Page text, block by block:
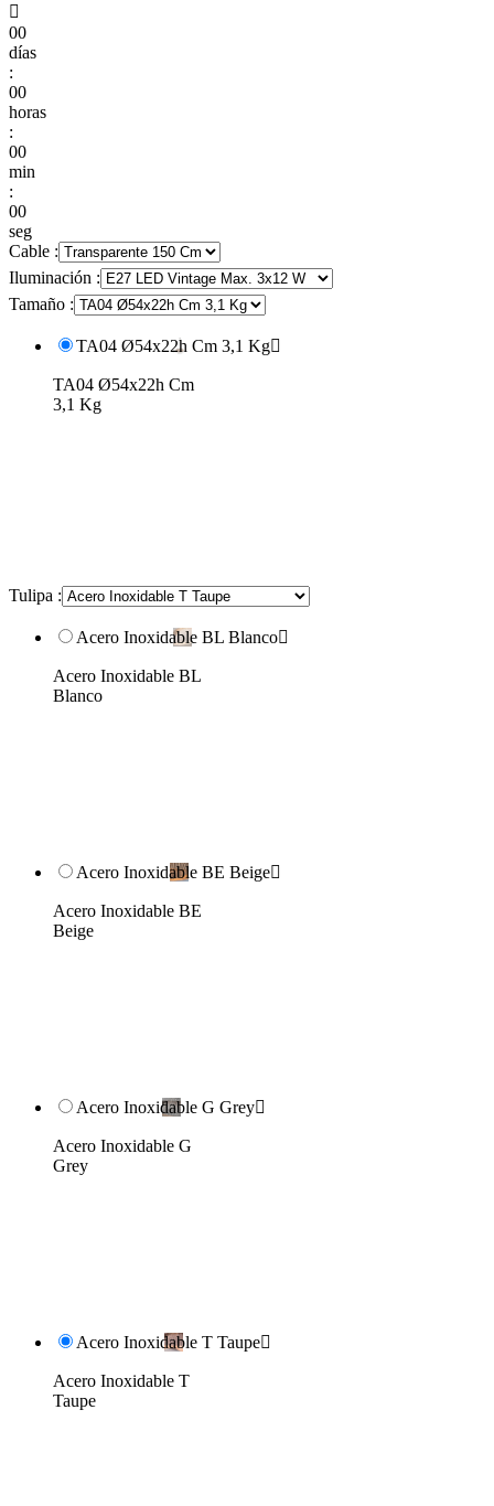

00
días
:
00
horas
:
00
min
:
00
seg
Cable :
Iluminación :
Tamaño :
TA04 Ø54x22h Cm 3,1 Kg
TA04 Ø54x22h Cm
3,1 Kg
Tulipa :
Acero Inoxidable BL Blanco
Acero Inoxidable BL
Blanco
Acero Inoxidable BE Beige
Acero Inoxidable BE
Beige
Acero Inoxidable G Grey
Acero Inoxidable G
Grey
Acero Inoxidable T Taupe
Acero Inoxidable T
Taupe